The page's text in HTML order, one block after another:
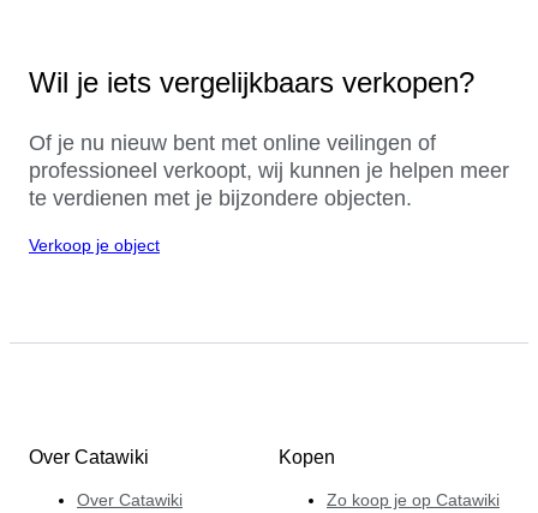
Wil je iets vergelijkbaars verkopen?
Of je nu nieuw bent met online veilingen of
professioneel verkoopt, wij kunnen je helpen meer
te verdienen met je bijzondere objecten.
Verkoop je object
Over Catawiki
Over Catawiki
Kopen
Zo koop je op Catawiki